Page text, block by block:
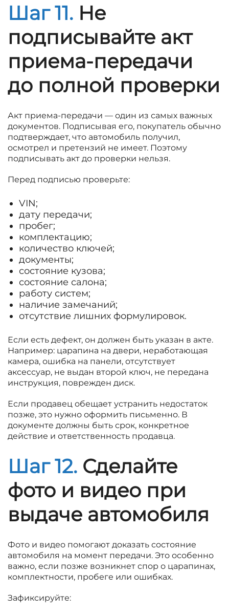
Шаг 11. Не
подписывайте акт
приема-передачи
до полной проверки
Акт приема-передачи — один из самых важных
документов. Подписывая его, покупатель обычно
подтверждает, что автомобиль получил,
осмотрел и претензий не имеет. Поэтому
подписывать акт до проверки нельзя.
Перед подписью проверьте:
VIN;
дату передачи;
пробег;
комплектацию;
количество ключей;
документы;
состояние кузова;
состояние салона;
работу систем;
наличие замечаний;
отсутствие лишних формулировок.
Если есть дефект, он должен быть указан в акте.
Например: царапина на двери, неработающая
камера, ошибка на панели, отсутствует
аксессуар, не выдан второй ключ, не передана
инструкция, поврежден диск.
Если продавец обещает устранить недостаток
позже, это нужно оформить письменно. В
документе должны быть срок, конкретное
действие и ответственность продавца.
Шаг 12. Сделайте
фото и видео при
выдаче автомобиля
Фото и видео помогают доказать состояние
автомобиля на момент передачи. Это особенно
важно, если позже возникнет спор о царапинах,
комплектности, пробеге или ошибках.
Зафиксируйте: